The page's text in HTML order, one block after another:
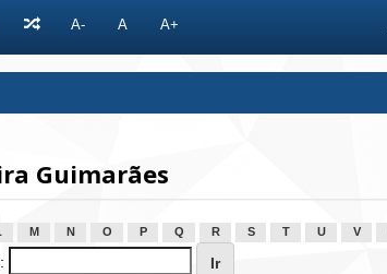
A- A A+
Guimarães
M N O P Q R S T U V